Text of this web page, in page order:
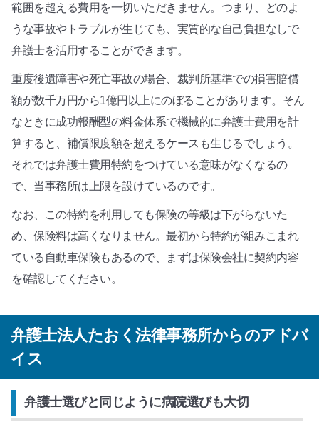
範囲を超える費用を一切いただきません。つまり、どのよ
うな事故やトラブルが生じても、実質的な自己負担なしで
弁護士を活用することができます。
重度後遺障害や死亡事故の場合、裁判所基準での損害賠償
額が数千万円から1億円以上にのぼることがあります。そん
なときに成功報酬型の料金体系で機械的に弁護士費用を計
算すると、補償限度額を超えるケースも生じるでしょう。
それでは弁護士費用特約をつけている意味がなくなるの
で、当事務所は上限を設けているのです。
なお、この特約を利用しても保険の等級は下がらないた
め、保険料は高くなりません。最初から特約が組みこまれ
ている自動車保険もあるので、まずは保険会社に契約内容
を確認してください。
弁護士法人たおく法律事務所からのアドバ
イス
弁護士選びと同じように病院選びも大切